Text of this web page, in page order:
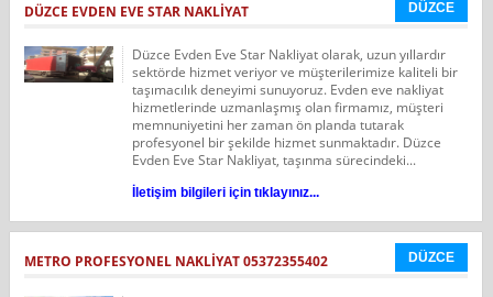
DÜZCE EVDEN EVE STAR NAKLİYAT DÜZCE
Düzce Evden Eve Star Nakliyat olarak, uzun yıllardır
sektörde hizmet veriyor ve müşterilerimize kaliteli bir
taşımacılık deneyimi sunuyoruz. Evden eve nakliyat
hizmetlerinde uzmanlaşmış olan firmamız, müşteri
memnuniyetini her zaman ön planda tutarak
profesyonel bir şekilde hizmet sunmaktadır. Düzce
Evden Eve Star Nakliyat, taşınma sürecindeki...
İletişim bilgileri için tıklayınız...
METRO PROFESYONEL NAKLIYAT 05372355402 DÜZCE